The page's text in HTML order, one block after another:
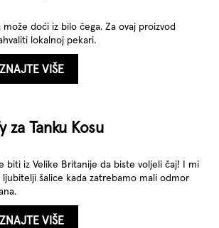
može doći iz bilo čega. Za ovaj proizvod
lokalnoj pekari.
VIŠE
za Tanku Kosu
biti iz Velike Britanije da biste voljeli čaj! I mi
ljubitelji šalice kada zatrebamo mali odmor
VIŠE